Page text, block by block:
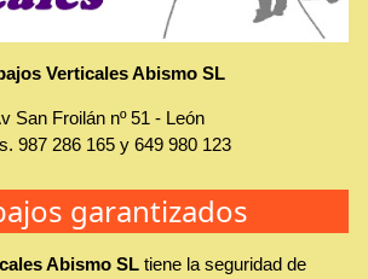
Verticales Abismo SL
San Froilán nº 51 - León
987 286 165y 649 980 123
garantizados
Abismo SL tiene la seguridad de